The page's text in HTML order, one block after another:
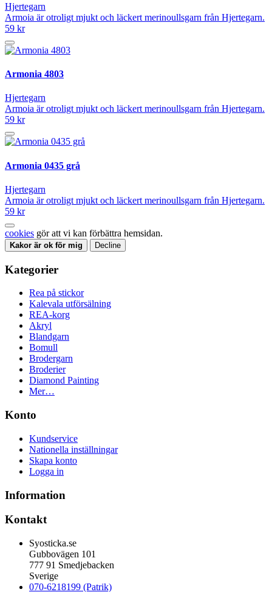
Hjertegarn
Armoia är otroligt mjukt och läckert merinoullsgarn från Hjertegarn.
59 kr
Armonia 4803
Hjertegarn
Armoia är otroligt mjukt och läckert merinoullsgarn från Hjertegarn.
59 kr
Armonia 0435 grå
Hjertegarn
Armoia är otroligt mjukt och läckert merinoullsgarn från Hjertegarn.
59 kr
cookies gör att vi kan förbättra hemsidan.
Kakor är ok för mig Decline
Kategorier
Rea på stickor
Kalevala utförsälning
REA-korg
Akryl
Blandgarn
Bomull
Brodergarn
Broderier
Diamond Painting
Mer…
Konto
Kundservice
Nationella inställningar
Skapa konto
Logga in
Information
Kontakt
Syosticka.se
Gubbovägen 101
777 91 Smedjebacken
Sverige
070-6218199 (Patrik)